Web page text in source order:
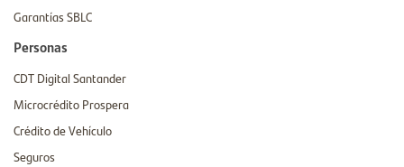
Garantías SBLC
Personas
CDT Digital Santander
Microcrédito Prospera
Crédito de Vehículo
Seguros